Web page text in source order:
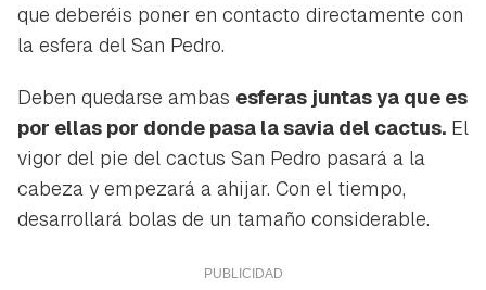
que deberéis poner en contacto directamente con
la esfera del San Pedro.
Deben quedarse ambas esferas juntas ya que es
por ellas por donde pasa la savia del cactus. El
vigor del pie del cactus San Pedro pasará a la
cabeza y empezará a ahijar. Con el tiempo,
desarrollará bolas de un tamaño considerable.